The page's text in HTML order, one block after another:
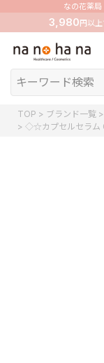
なの花薬局
3,980 円以上
TOP ブランド一覧
◇☆カプセルセラム